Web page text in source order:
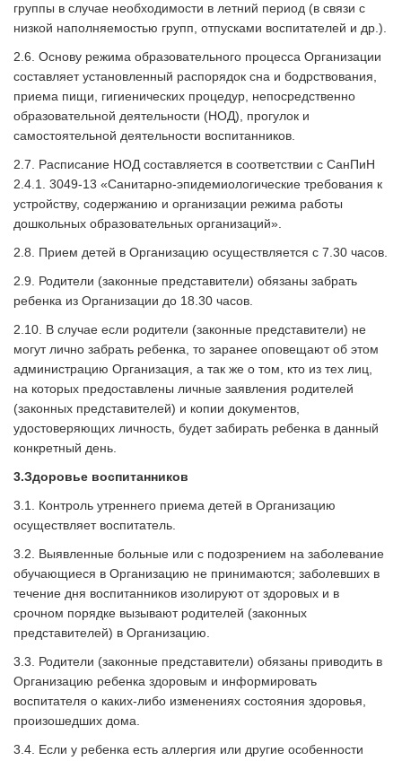
группы в случае необходимости в летний период (в связи с
низкой наполняемостью групп, отпусками воспитателей и др.).
2.6. Основу режима образовательного процесса Организации
составляет установленный распорядок сна и бодрствования,
приема пищи, гигиенических процедур, непосредственно
образовательной деятельности (НОД), прогулок и
самостоятельной деятельности воспитанников.
2.7. Расписание НОД составляется в соответствии с СанПиН
2.4.1. 3049-13 «Санитарно-эпидемиологические требования к
устройству, содержанию и организации режима работы
дошкольных образовательных организаций».
2.8. Прием детей в Организацию осуществляется с 7.30 часов.
2.9. Родители (законные представители) обязаны забрать
ребенка из Организации до 18.30 часов.
2.10. В случае если родители (законные представители) не
могут лично забрать ребенка, то заранее оповещают об этом
администрацию Организация, а так же о том, кто из тех лиц,
на которых предоставлены личные заявления родителей
(законных представителей) и копии документов,
удостоверяющих личность, будет забирать ребенка в данный
конкретный день.
3.Здоровье воспитанников
3.1. Контроль утреннего приема детей в Организацию
осуществляет воспитатель.
3.2. Выявленные больные или с подозрением на заболевание
обучающиеся в Организацию не принимаются; заболевших в
течение дня воспитанников изолируют от здоровых и в
срочном порядке вызывают родителей (законных
представителей) в Организацию.
3.3. Родители (законные представители) обязаны приводить в
Организацию ребенка здоровым и информировать
воспитателя о каких-либо изменениях состояния здоровья,
произошедших дома.
3.4. Если у ребенка есть аллергия или другие особенности